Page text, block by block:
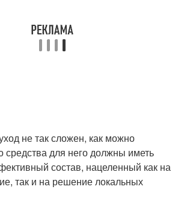
не так сложен, как можно
средства для него должны иметь
состав, нацеленный как на
так и на решение локальных